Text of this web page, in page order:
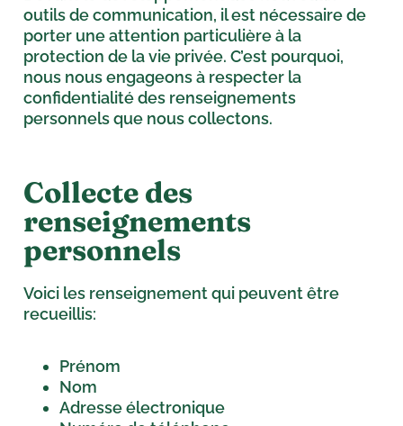
outils de communication, il est nécessaire de
porter une attention particulière à la
protection de la vie privée. C’est pourquoi,
nous nous engageons à respecter la
confidentialité des renseignements
personnels que nous collectons.
Collecte des
renseignements
personnels
Voici les renseignement qui peuvent être
recueillis:
Prénom
Nom
Adresse électronique